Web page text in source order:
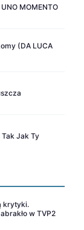
MOMENTO
(DA LUCA
Tak Jak Ty
krytyki.
w TVP2